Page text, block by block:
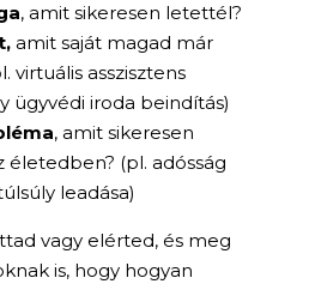
, amit sikeresen letettél?
amit saját magad már
virtuális asszisztens
ügyvédi iroda beindítás)
, amit sikeresen
(pl. adósság
leadása)
vagy elérted, és meg
is, hogy hogyan